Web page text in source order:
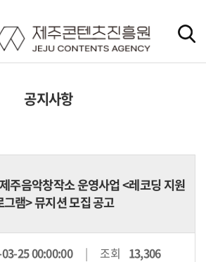
공지사항
주음악창작소 운영사업 <레코딩 지원
그램> 뮤지션 모집 공고
25 00:00:00 조회 13,306